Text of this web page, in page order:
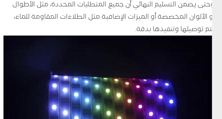
وحتى يضمن التسليم النهائي أن جميع المتطلبات المحددة، مثل الأطوال
أو الألوان المخصصة أو الميزات الإضافية مثل الطلاءات المقاومة للماء،
يتم توصيلها وتنفيذها بدقة.